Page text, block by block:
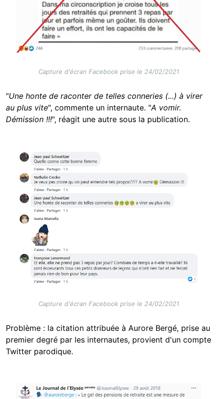
Capture d'écran Facebook prise le 24/02/2021
"Une honte de raconter de telles conneries (...) à virer
au plus vite", commente un internaute. "A vomir.
Démission !!!", réagit une autre sous la publication.
Image
Capture d'écran Facebook prise le 24/02/2021
Problème : la citation attribuée à Aurore Bergé, prise au
premier degré par les internautes, provient d'un compte
Twitter parodique.
Image